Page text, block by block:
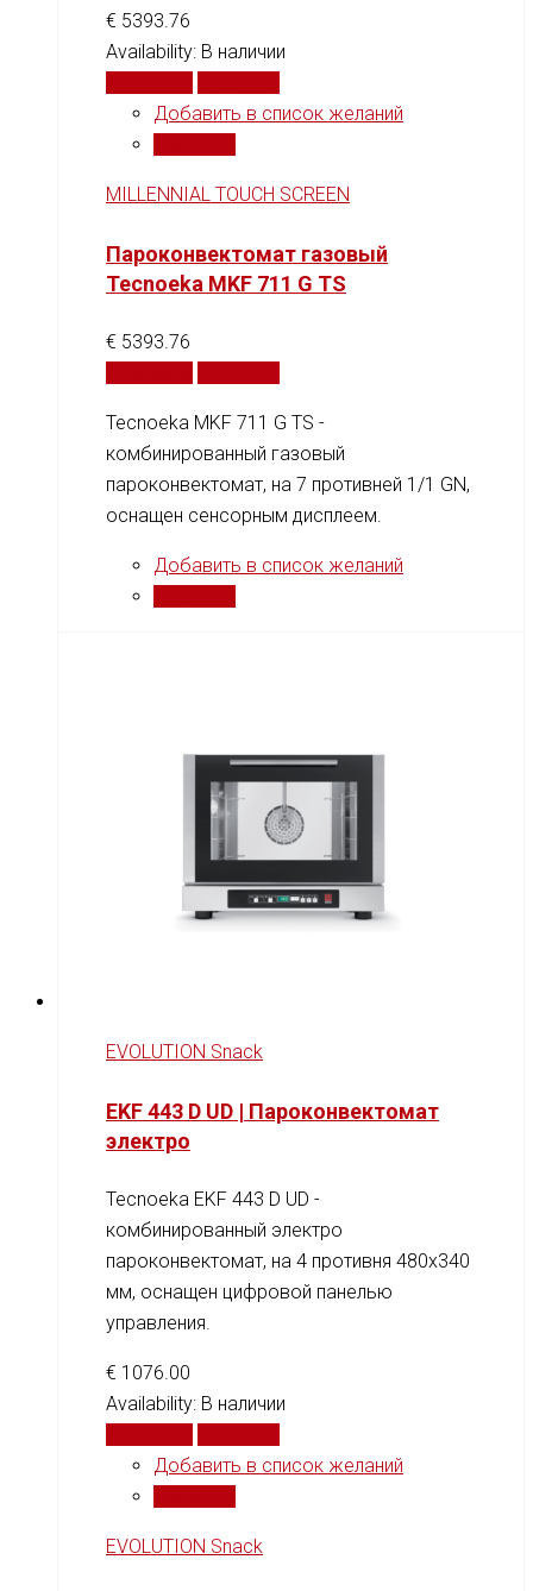
€ 5393.76
Availability: В наличии
Добавить в список желаний
MILLENNIAL TOUCH SCREEN
Пароконвектомат газовый
Tecnoeka MKF 711 G TS
€ 5393.76
Tecnoeka MKF 711 G TS -
комбинированный газовый
пароконвектомат, на 7 противней 1/1 GN,
оснащен сенсорным дисплеем.
Добавить в список желаний
EVOLUTION Snack
EKF 443 D UD | Пароконвектомат
электро
Tecnoeka EKF 443 D UD -
комбинированный электро
пароконвектомат, на 4 противня 480x340
мм, оснащен цифровой панелью
управления.
€ 1076.00
Availability: В наличии
Добавить в список желаний
EVOLUTION Snack